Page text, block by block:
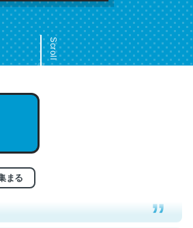
Scroll
まる
もクレバーなんだろうなと凄く思
る人は原文もお勧め。自分はこの流
Go. Then Covid hit. Shit.
るかい？ by ラーズ・ヌートバー